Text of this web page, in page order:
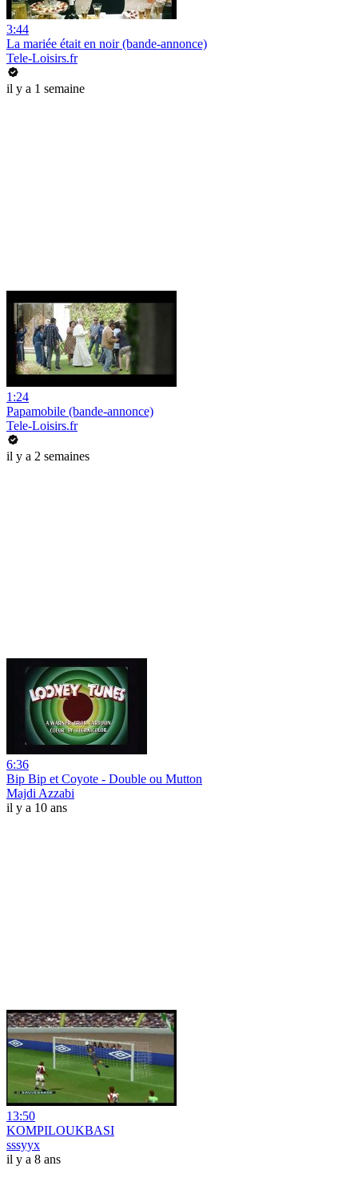
3:44
La mariée était en noir (bande-annonce)
Tele-Loisirs.fr
il y a 1 semaine
1:24
Papamobile (bande-annonce)
Tele-Loisirs.fr
il y a 2 semaines
6:36
Bip Bip et Coyote - Double ou Mutton
Majdi Azzabi
il y a 10 ans
13:50
KOMPILOUKBASI
sssyyx
il y a 8 ans